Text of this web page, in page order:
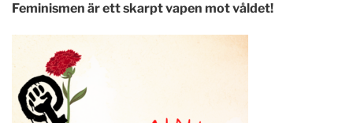
Feminismen är ett skarpt vapen mot våldet!